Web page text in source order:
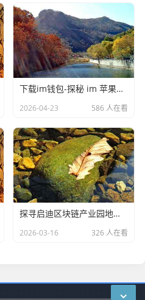
下载im钱包-探秘 im 苹果钱包官网，数字支付新体验
2026-04-23 586 人在看
探寻启迪区块链产业园地址，解锁数字经济新密码
2026-03-16 326 人在看